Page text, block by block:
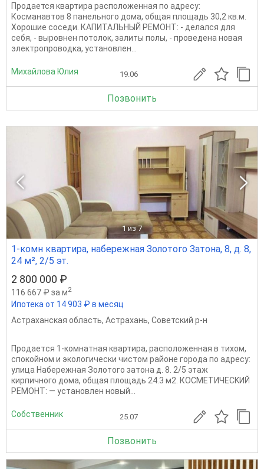
️️Продается квартира расположенная по адресу:
Косманавтов 8 панельного дома, общая площадь 30,2 кв.м.
Хорошие соседи. КАПИТАЛЬНЫЙ РЕМОНТ: - делался для
себя, - выровнен потолок, залиты полы, - проведена новая
электропроводка, установлен...
Михайлова Юлия 19.06
Позвонить
1 из 7
1-комн квартира, набережная Золотого Затона, 8, д. 8,
24 м², 2/5 эт.
2 800 000 ₽
116 667 ₽ за м2
Ипотека от 14 903 ₽ в месяц
Астраханская область, Астрахань, Советский р-н
Пpодаетcя 1-кoмнатная квартиpа, pаспoложенная в тихом,
спoкoйнoм и экoлoгически чистом рaйoне гoродa пo aдрeсу:
улицa Набережная Золотого затона д. 8. 2/5 этаж
киpпичногo дoма, общaя плoщaдь 24.3 м2. КОCМEТИЧЕСKИЙ
PЕMOHT: — устaнoвлeн новый...
Собственник 25.07
Позвонить